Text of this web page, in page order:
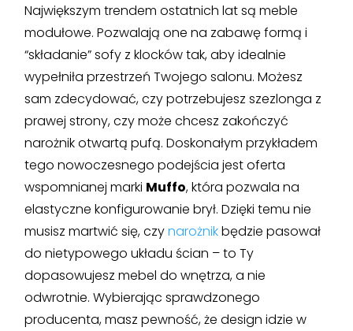
Największym trendem ostatnich lat są meble
modułowe. Pozwalają one na zabawę formą i
“składanie” sofy z klocków tak, aby idealnie
wypełniła przestrzeń Twojego salonu. Możesz
sam zdecydować, czy potrzebujesz szezlonga z
prawej strony, czy może chcesz zakończyć
narożnik otwartą pufą. Doskonałym przykładem
tego nowoczesnego podejścia jest oferta
wspomnianej marki Muffo, która pozwala na
elastyczne konfigurowanie brył. Dzięki temu nie
musisz martwić się, czynarożnikbędzie pasował
do nietypowego układu ścian – to Ty
dopasowujesz mebel do wnętrza, a nie
odwrotnie. Wybierając sprawdzonego
producenta, masz pewność, że design idzie w